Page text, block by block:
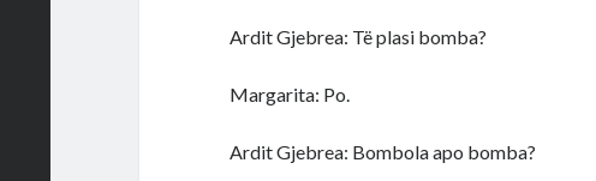
Ardit Gjebrea: Të plasi bomba?
Margarita: Po.
Ardit Gjebrea: Bombola apo bomba?